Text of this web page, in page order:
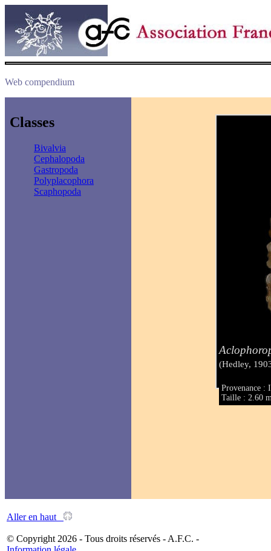
Web compendium
Classes
Bivalvia
Cephalopoda
Gastropoda
Polyplacophora
Scaphopoda
(Hedley,
Provenance :
Taille : 2.60
Aller en haut
© Copyright 2026 - Tous droits réservés - A.F.C. -